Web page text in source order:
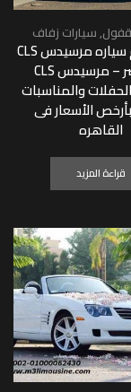
,سيارات زفاف
ايجار أفخم سياره مرسيدس CLS
في مصر – مرسيدس CLS
والمناسبات
بأرخص الأسعار فى
القاهره
قراءة المزيد